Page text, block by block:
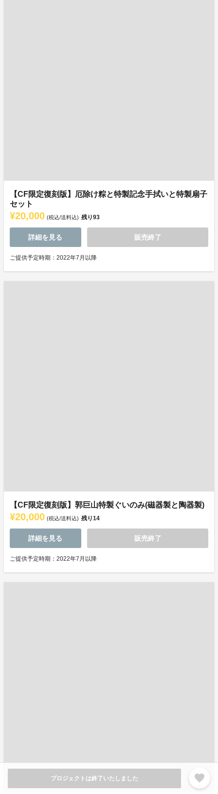
プロジェクトは終了いたしました favorite
【CF限定復刻版】厄除け粽と特製記念手拭いと特製扇子
セット
¥20,000 (税込/送料込) 残り93
詳細を見る 販売終了
ご提供予定時期：2022年7月以降
【CF限定復刻版】郭巨山特製ぐいのみ(磁器製と陶器製)
¥20,000 (税込/送料込) 残り14
詳細を見る 販売終了
ご提供予定時期：2022年7月以降